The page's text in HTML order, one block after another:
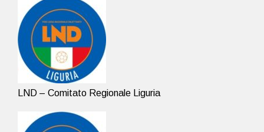
LND – Comitato Regionale Liguria